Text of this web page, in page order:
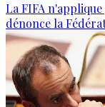
La FIFA
dénonce la